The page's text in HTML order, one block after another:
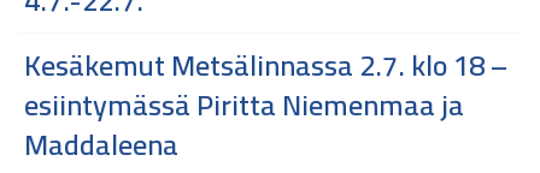
Kesäkemut Metsälinnassa 2.7. klo 18 –
esiintymässä Piritta Niemenmaa ja
Maddaleena